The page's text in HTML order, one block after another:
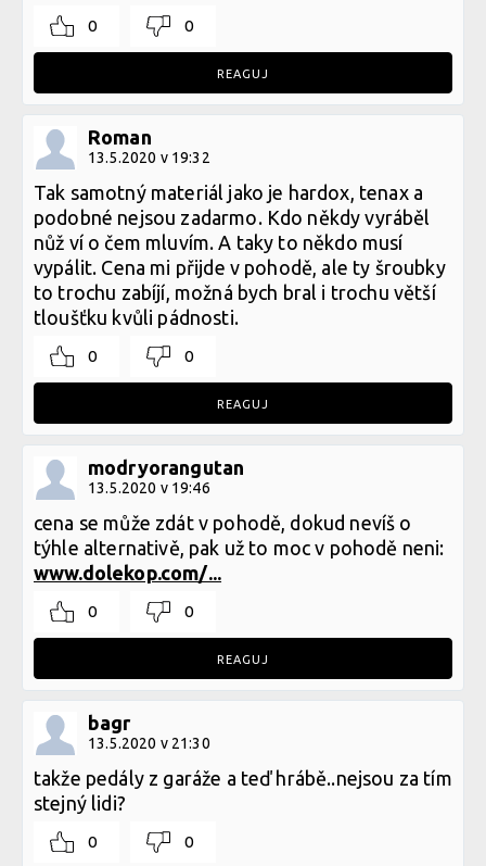
0 0
REAGUJ
Roman
13.5.2020 v 19:32
Tak samotný materiál jako je hardox, tenax a
podobné nejsou zadarmo. Kdo někdy vyráběl
nůž ví o čem mluvím. A taky to někdo musí
vypálit. Cena mi přijde v pohodě, ale ty šroubky
to trochu zabíjí, možná bych bral i trochu větší
tloušťku kvůli pádnosti.
0 0
REAGUJ
modryorangutan
13.5.2020 v 19:46
cena se může zdát v pohodě, dokud nevíš o
týhle alternativě, pak už to moc v pohodě neni:
www.dolekop.com/...
0 0
REAGUJ
bagr
13.5.2020 v 21:30
takže pedály z garáže a teď hrábě..nejsou za tím
stejný lidi?
0 0